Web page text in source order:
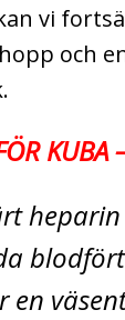
vi
och
KUBA
en